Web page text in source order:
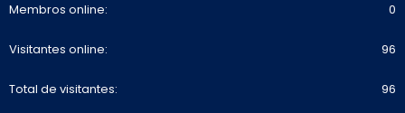
Membros online 0
Visitantes online 96
Total de visitantes 96